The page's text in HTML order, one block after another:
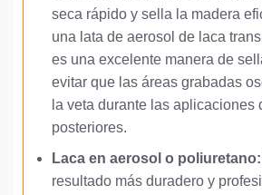
seca rápido y sella la madera
una lata de aerosol de laca
es una excelente manera de
evitar que las áreas grabadas
la veta durante las aplicaciones
posteriores.
Laca en aerosol o poliuretano:
resultado más duradero y